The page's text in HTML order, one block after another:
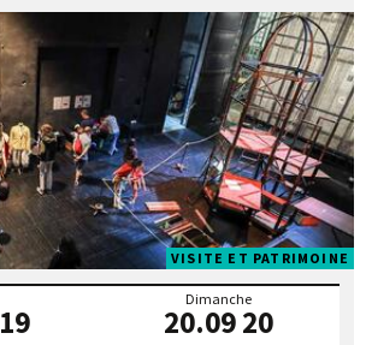
19
Dimanche
20.09 20
VISITE ET PATRIMOINE